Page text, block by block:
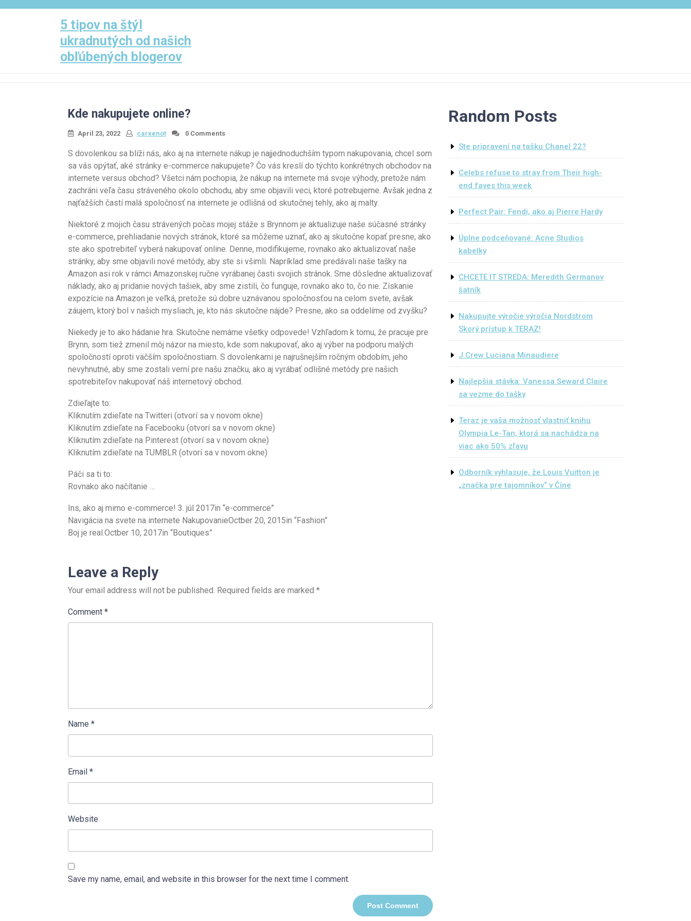
5 tipov na štýl
ukradnutých od našich
obľúbených blogerov
Kde nakupujete online?
April 23, 2022 carxenot 0 Comments
S dovolenkou sa blíži nás, ako aj na internete nákup je najjednoduchším typom nakupovania, chcel som
sa vás opýtať, aké stránky e-commerce nakupujete? Čo vás kreslí do týchto konkrétnych obchodov na
internete versus obchod? Všetci nám pochopia, že nákup na internete má svoje výhody, pretože nám
zachráni veľa času stráveného okolo obchodu, aby sme objavili veci, ktoré potrebujeme. Avšak jedna z
najťažších častí malá spoločnosť na internete je odlišná od skutočnej tehly, ako aj malty.
Niektoré z mojich času strávených počas mojej stáže s Brynnom je aktualizuje naše súčasné stránky
e-commerce, prehliadanie nových stránok, ktoré sa môžeme uznať, ako aj skutočne kopať presne, ako
ste ako spotrebiteľ vyberá nakupovať online. Denne, modifikujeme, rovnako ako aktualizovať naše
stránky, aby sme objavili nové metódy, aby ste si všimli. Napríklad sme predávali naše tašky na
Amazon asi rok v rámci Amazonskej ručne vyrábanej časti svojich stránok. Sme dôsledne aktualizovať
náklady, ako aj pridanie nových tašiek, aby sme zistili, čo funguje, rovnako ako to, čo nie. Získanie
expozície na Amazon je veľká, pretože sú dobre uznávanou spoločnosťou na celom svete, avšak
záujem, ktorý bol v našich mysliach, je, kto nás skutočne nájde? Presne, ako sa oddelíme od zvyšku?
Niekedy je to ako hádanie hra. Skutočne nemáme všetky odpovede! Vzhľadom k tomu, že pracuje pre
Brynn, som tiež zmenil môj názor na miesto, kde som nakupovať, ako aj výber na podporu malých
spoločností oproti väčším spoločnostiam. S dovolenkami je najrušnejším ročným obdobím, jeho
nevyhnutné, aby sme zostali verní pre našu značku, ako aj vyrábať odlišné metódy pre našich
spotrebiteľov nakupovať náš internetový obchod.
Zdieľajte to:
Kliknutím zdieľate na Twitteri (otvorí sa v novom okne)
Kliknutím zdieľate na Facebooku (otvorí sa v novom okne)
Kliknutím zdieľate na Pinterest (otvorí sa v novom okne)
Kliknutím zdieľate na TUMBLR (otvorí sa v novom okne)
Páči sa ti to:
Rovnako ako načítanie …
Ins, ako aj mimo e-commerce! 3. júl 2017in “e-commerce”
Navigácia na svete na internete NakupovanieOctber 20, 2015in “Fashion”
Boj je real.Octber 10, 2017in “Boutiques”
Leave a Reply
Your email address will not be published. Required fields are marked *
Comment *
Name *
Email *
Website
Save my name, email, and website in this browser for the next time I comment.
Random Posts
Ste pripravení na tašku Chanel 22?
Celebs refuse to stray from Their high-
end faves this week
Perfect Pair: Fendi, ako aj Pierre Hardy
Úplne podceňované: Acne Studios
kabelky
CHCETE IT STREDA: Meredith Germanov
šatník
Nakupujte výročie výročia Nordstrom
Skorý prístup k TERAZ!
J.Crew Luciana Minaudiere
Najlepšia stávka: Vanessa Seward Claire
sa vezme do tašky
Teraz je vaša možnosť vlastniť knihu
Olympia Le-Tan, ktorá sa nachádza na
viac ako 50% zľavu
Odborník vyhlasuje, že Louis Vuitton je
„značka pre tajomníkov“ v Číne